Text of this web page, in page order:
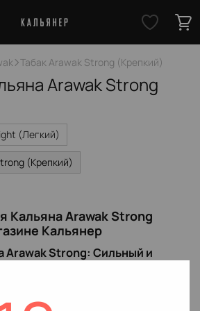
Табак Arawak Strong (Крепкий)
Arawak Strong
(Легкий)
(Крепкий)
Кальяна Arawak Strong
Кальянер
Arawak Strong: Сильный и
подходит для кальяна. В нашем